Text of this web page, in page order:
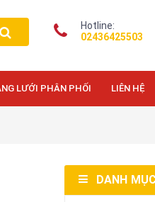
Hotline:
02436425503
LƯỚI PHÂN PHỐI LIÊN HỆ
DANH